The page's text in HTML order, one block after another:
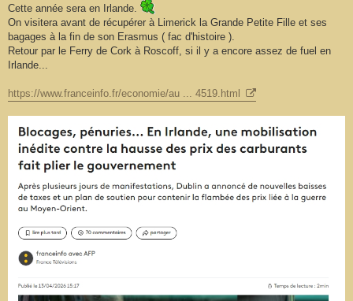
Cette année sera en Irlande.
On visitera avant de récupérer à Limerick la Grande Petite Fille et ses
bagages à la fin de son Erasmus ( fac d'histoire ).
Retour par le Ferry de Cork à Roscoff, si il y a encore assez de fuel en
Irlande...
https://www.franceinfo.fr/economie/au ... 4519.html